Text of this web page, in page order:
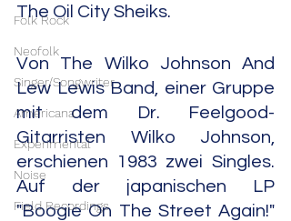
Folk Rock
Neofolk
Singer/Songwriter
Americana
Experimental
Noise
Field Recordings
The Oil City Sheiks.
Von The Wilko Johnson And
Lew Lewis Band, einer Gruppe
mit dem Dr. Feelgood-
Gitarristen Wilko Johnson,
erschienen 1983 zwei Singles.
Auf der japanischen LP
"Boogie On The Street Again!"